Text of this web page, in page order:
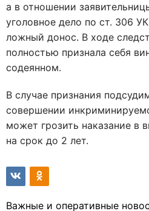
а в отношении
уголовное дело по ст. 306
ложный донос. В ходе
полностью признала себя
содеянном.
В случае признания
совершении
может грозить наказание в
на срок до 2 лет.
Важные и оперативные